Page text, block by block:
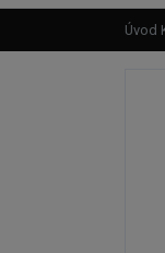
Úvod